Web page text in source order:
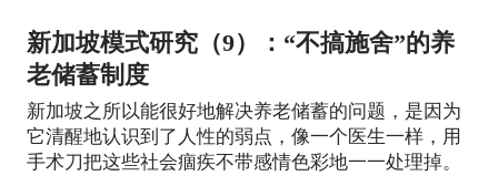
新加坡模式研究（9）：“不搞施舍”的养
老储蓄制度
新加坡之所以能很好地解决养老储蓄的问题，是因为
它清醒地认识到了人性的弱点，像一个医生一样，用
手术刀把这些社会痼疾不带感情色彩地一一处理掉。